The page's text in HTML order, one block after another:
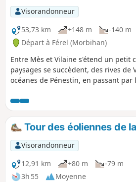
Visorandonneur
53,73 km
+148 m -140 m
Départ à Férel (Morbihan)
Entre Mès et Vilaine s'étend un petit
paysages se succèdent, des rives de
océanes de Pénestin, en passant
Enfourchez donc votre bicyclette
routes et chemins à l'écart des
automobiles.
Tour des éoliennes de
Visorandonneur
12,91 km
+80 m
-79 m
3h 55
Moyenne